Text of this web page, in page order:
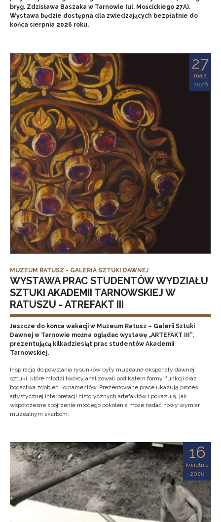
bryg. Zdzisława Baszaka w Tarnowie (ul. Mościckiego 27A).
Wystawa będzie dostępna dla zwiedzających bezpłatnie do
końca sierpnia 2026 roku.
27
maja
2026
MUZEUM RATUSZ - GALERIA SZTUKI DAWNEJ
WYSTAWA PRAC STUDENTÓW WYDZIAŁU
SZTUKI AKADEMII TARNOWSKIEJ W
RATUSZU - ATREFAKT III
Jeszcze do końca wakacji w Muzeum Ratusz – Galerii Sztuki
Dawnej w Tarnowie można oglądać wystawę „ARTEFAKT III”,
prezentującą kilkadziesiąt prac studentów Akademii
Tarnowskiej.
Inspiracją do powstania rysunków były muzealne eksponaty dawnej
sztuki, które młodzi twórcy analizowali pod kątem formy, funkcji oraz
bogactwa zdobień i ornamentów. Prezentowane prace ukazują proces
artystycznej interpretacji historycznych artefaktów i pokazują, jak
współczesne spojrzenie młodego pokolenia może nadać nowy wymiar
muzealnym skarbom.
16
kwietnia
2026